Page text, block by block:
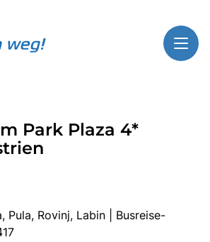
Park Plaza 4*
Pula, Rovinj, Labin | Busreise-